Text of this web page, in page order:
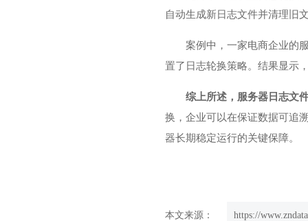
自动生成新日志文件并清理旧
案例中，一家电商企业的
置了日志轮换策略。结果显示
综上所述，服务器日志文
换，企业可以在保证数据可追
器长期稳定运行的关键保障。
本文来源： https://